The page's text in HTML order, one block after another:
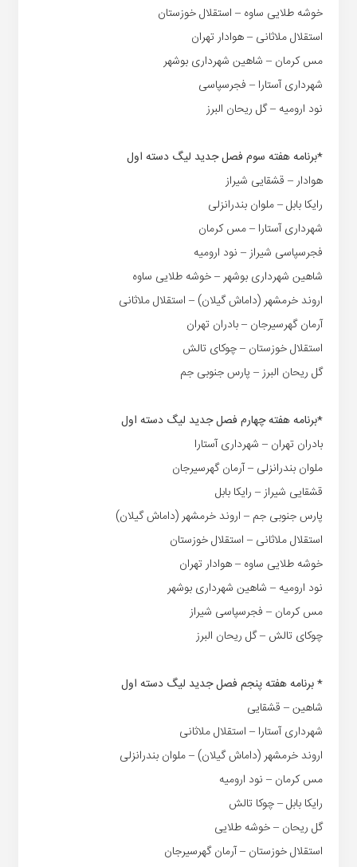
خوشه طلایی ساوه – استقلال خوزستان
استقلال ملاثانی – هوادار تهران
مس کرمان – شاهین شهرداری بوشهر
شهرداری آستارا – فجرسپاسی
نود ارومیه – گل ریحان البرز
*برنامه هفته سوم فصل جدید لیگ دسته اول
هوادار – قشقایی شیراز
رایکا بابل – ملوان بندرانزلی
شهرداری آستارا – مس کرمان
فجرسپاسی شیراز – نود ارومیه
شاهین شهرداری بوشهر – خوشه طلایی ساوه
اروند خرمشهر (داماش گیلان) – استقلال ملاثانی
آرمان گهرسیرجان – بادران تهران
استقلال خوزستان – چوکای تالش
گل ریحان البرز – پارس جنوبی جم
*برنامه هفته چهارم فصل جدید لیگ دسته اول
بادران تهران – شهرداری آستارا
ملوان بندرانزلی – آرمان گهرسیرجان
قشقایی شیراز – رایکا بابل
پارس جنوبی جم – اروند خرمشهر (داماش گیلان)
استقلال ملاثانی – استقلال خوزستان
خوشه طلایی ساوه – هوادار تهران
نود ارومیه – شاهین شهرداری بوشهر
مس کرمان – فجرسپاسی شیراز
چوکای تالش – گل ریحان البرز
* برنامه هفته پنجم فصل جدید لیگ دسته اول
شاهین – قشقایی
شهرداری آستارا – استقلال ملاثانی
اروند خرمشهر (داماش گیلان) – ملوان بندرانزلی
مس کرمان – نود ارومیه
رایکا بابل – چوکا تالش
گل ریحان – خوشه طلایی
استقلال خوزستان – آرمان گهرسیرجان